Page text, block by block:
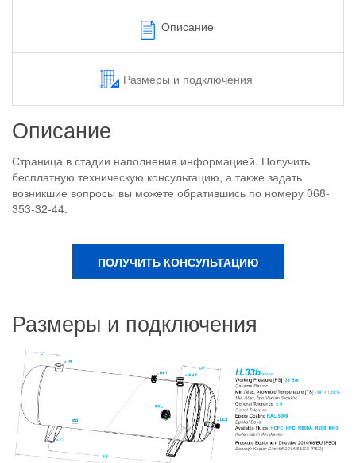
Описание
Размеры и подключения
Описание
Страница в стадии наполнения информацией. Получить
бесплатную техническую консультацию, а также задать
возникшие вопросы вы можете обратившись по номеру 068-
353-32-44.
ПОЛУЧИТЬ КОНСУЛЬТАЦИЮ
Размеры и подключения